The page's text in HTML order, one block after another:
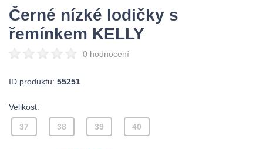
Černé nízké lodičky s
řemínkem KELLY
0 hodnocení
ID produktu: 55251
Velikost:
37 38 39 40